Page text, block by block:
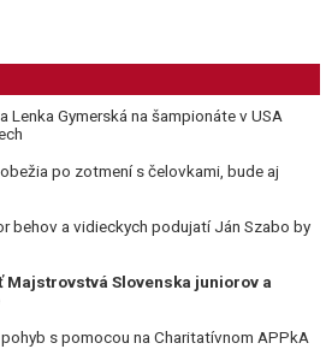
Lenka Gymerská na šampionáte v USA
po zotmení s čelovkami, bude aj
behov a vidieckych podujatí Ján Szabo by
Majstrovstvá Slovenska juniorov a
s pomocou na Charitatívnom APPkA